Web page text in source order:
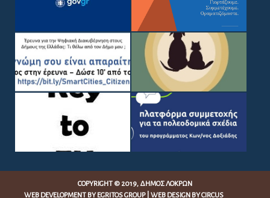
COPYRIGHT © 2019, ΔΉΜΟΣ ΛΟΚΡΏΝ
WEB DEVELOPMENT BY EGRITOS GROUP| WEB DESIGN BY CIRCUS